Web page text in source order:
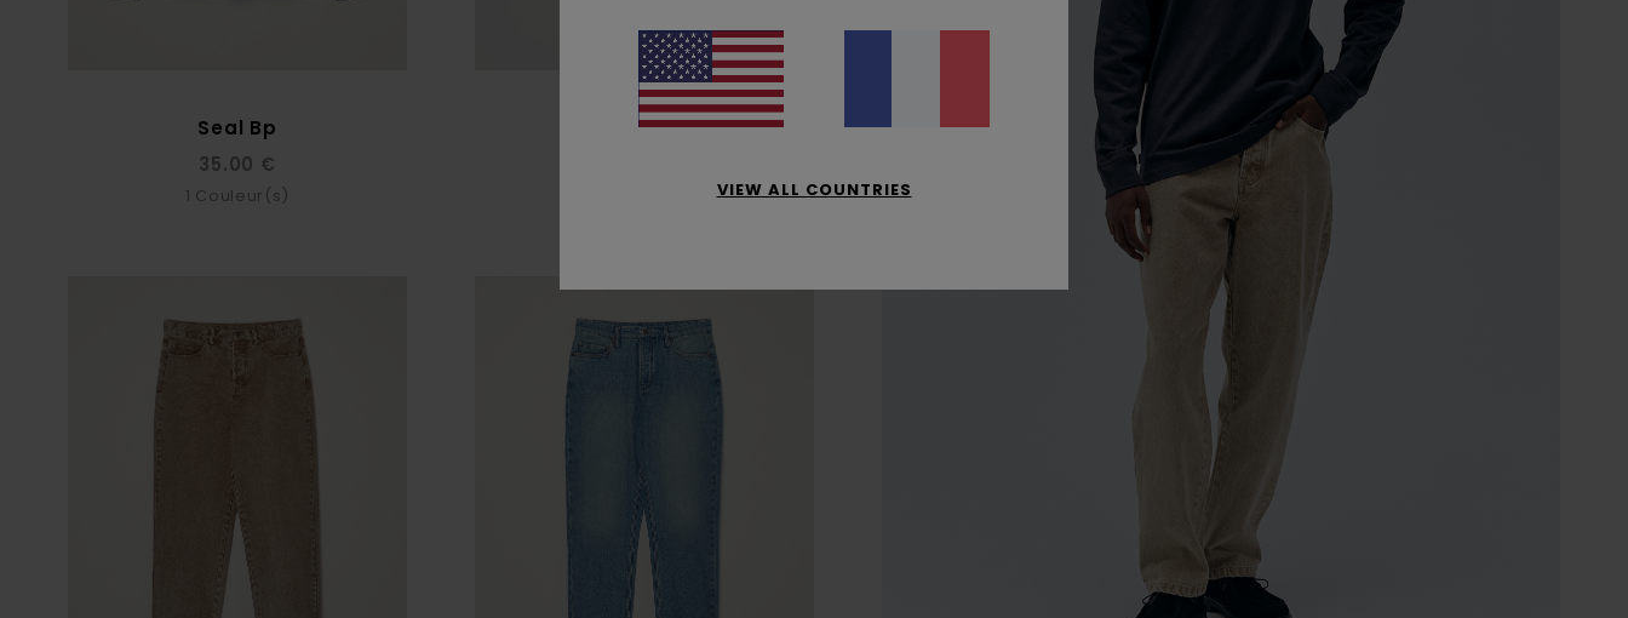
Seal Bp
35.00 €
1 Couleur(s)
Seal Bp
VIEW ALL COUNTRIES